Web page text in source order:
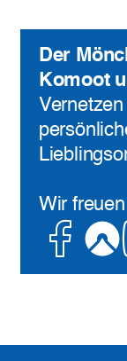
Der
Komoot
Wir
Facebook